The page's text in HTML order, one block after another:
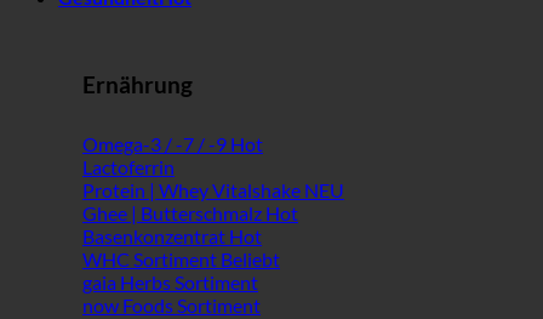
Ernährung
Omega-3 / -7 / -9
Lactoferrin
Protein | Whey Vitalshake
Ghee | Butterschmalz
Basenkonzentrat
WHC Sortiment
gaia Herbs Sortiment
now Foods Sortiment